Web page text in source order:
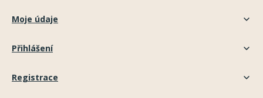
Moje údaje
Přihlášení
Registrace